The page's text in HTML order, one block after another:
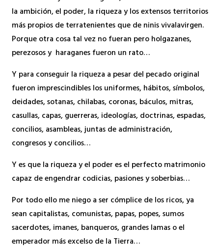
la ambición, el poder, la riqueza y los extensos territorios
más propios de terratenientes que de ninis vivalavirgen.
Porque otra cosa tal vez no fueran pero holgazanes,
perezosos y haraganes fueron un rato…
Y para conseguir la riqueza a pesar del pecado original
fueron imprescindibles los uniformes, hábitos, símbolos,
deidades, sotanas, chilabas, coronas, báculos, mitras,
casullas, capas, guerreras, ideologías, doctrinas, espadas,
concilios, asambleas, juntas de administración,
congresos y concilios…
Y es que la riqueza y el poder es el perfecto matrimonio
capaz de engendrar codicias, pasiones y soberbias…
Por todo ello me niego a ser cómplice de los ricos, ya
sean capitalistas, comunistas, papas, popes, sumos
sacerdotes, imanes, banqueros, grandes lamas o el
emperador más excelso de la Tierra…